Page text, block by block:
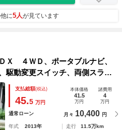
に5人が見ています
Ｘ ４ＷＤ、ポータブルナビ、
駆動変更スイッチ、両側スライ
エントリー、エアコン、パワス
検付き
支払総額(税込)
45.5 万円
本体価格
41.5
万円
諸費用
4
万円
通常ローン 月々 10,400 円
年式 2013年 走行
11.5万km